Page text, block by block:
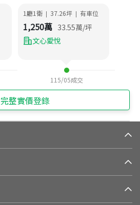
1廳1衛 | 37.26坪 | 有車位
1,250萬 33.55萬/坪
文心愛悅
115/05成交
完整實價登錄